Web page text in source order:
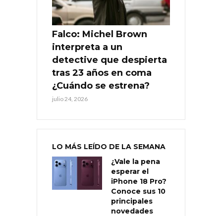
Falco: Michel Brown
interpreta a un
detective que despierta
tras 23 años en coma
¿Cuándo se estrena?
julio 24, 2026
LO MÁS LEÍDO DE LA SEMANA
¿Vale la pena
esperar el
iPhone 18 Pro?
Conoce sus 10
principales
novedades